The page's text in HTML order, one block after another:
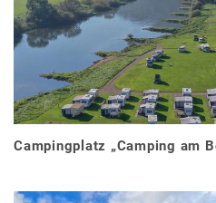
Campingplatz „Camping am